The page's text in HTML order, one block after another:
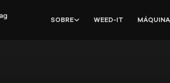
SOBRE WEED-IT